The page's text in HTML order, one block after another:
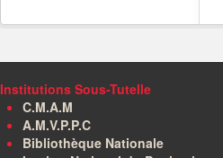
Institutions Sous-Tutelle
C.M.A.M
A.M.V.P.P.C
Bibliothèque Nationale